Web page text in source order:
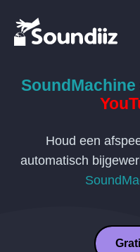
SoundMachine
Houd een
automatisch